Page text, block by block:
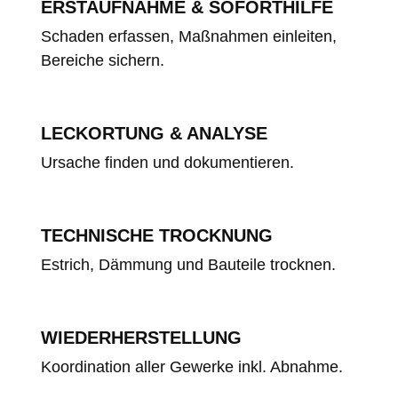
ERSTAUFNAHME & SOFORTHILFE
Schaden erfassen, Maßnahmen einleiten,
Bereiche sichern.
LECKORTUNG & ANALYSE
Ursache finden und dokumentieren.
TECHNISCHE TROCKNUNG
Estrich, Dämmung und Bauteile trocknen.
WIEDERHERSTELLUNG
Koordination aller Gewerke inkl. Abnahme.